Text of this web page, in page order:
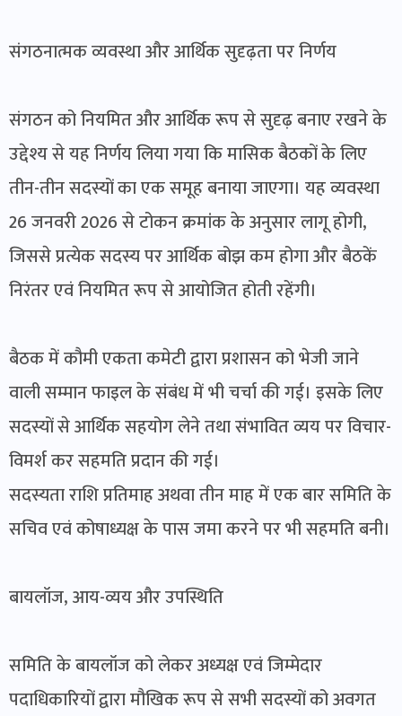
संगठनात्मक व्यवस्था और आर्थिक सुदृढ़ता पर निर्णय
संगठन को नियमित और आर्थिक रूप से सुदृढ़ बनाए रखने के
उद्देश्य से यह निर्णय लिया गया कि मासिक बैठकों के लिए
तीन-तीन सदस्यों का एक समूह बनाया जाएगा। यह व्यवस्था
26 जनवरी 2026 से टोकन क्रमांक के अनुसार लागू होगी,
जिससे प्रत्येक सदस्य पर आर्थिक बोझ कम होगा और बैठकें
निरंतर एवं नियमित रूप से आयोजित होती रहेंगी।
बैठक में कौमी एकता कमेटी द्वारा प्रशासन को भेजी जाने
वाली सम्मान फाइल के संबंध में भी चर्चा की गई। इसके लिए
सदस्यों से आर्थिक सहयोग लेने तथा संभावित व्यय पर विचार-
विमर्श कर सहमति प्रदान की गई।
सदस्यता राशि प्रतिमाह अथवा तीन माह में एक बार समिति के
सचिव एवं कोषाध्यक्ष के पास जमा करने पर भी सहमति बनी।
बायलॉज, आय-व्यय और उपस्थिति
समिति के बायलॉज को लेकर अध्यक्ष एवं जिम्मेदार
पदाधिकारियों द्वारा मौखिक रूप से सभी सदस्यों को अवगत